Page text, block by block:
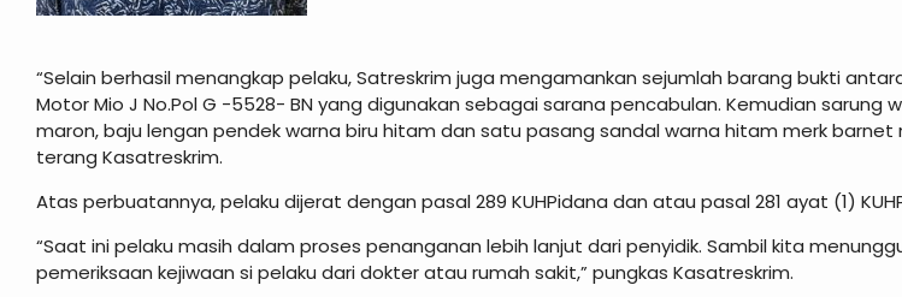
“Selain berhasil menangkap pelaku, Satreskrim juga mengamankan sejumlah barang bukti
Motor Mio J No.Pol G -5528- BN yang digunakan sebagai sarana pencabulan. Kemudian sarung
maron, baju lengan pendek warna biru hitam dan satu pasang sandal warna hitam merk barnet
terang Kasatreskrim.
Atas perbuatannya, pelaku dijerat dengan pasal 289 KUHPidana dan atau pasal 281 ayat (1)
“Saat ini pelaku masih dalam proses penanganan lebih lanjut dari penyidik. Sambil kita
pemeriksaan kejiwaan si pelaku dari dokter atau rumah sakit,” pungkas Kasatreskrim.